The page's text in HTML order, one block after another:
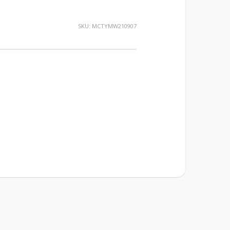
SKU: MCTYMW210907